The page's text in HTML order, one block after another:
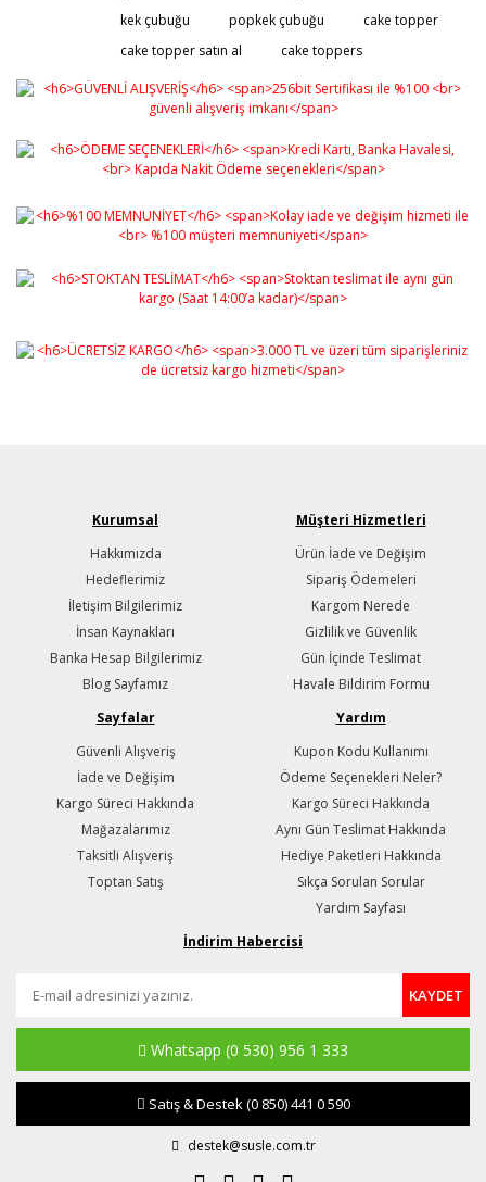
kek çubuğu
popkek çubuğu
cake topper
cake topper satın al
cake toppers
Kurumsal
Hakkımızda
Hedeflerimiz
İletişim Bilgilerimiz
İnsan Kaynakları
Banka Hesap Bilgilerimiz
Blog Sayfamız
Müşteri Hizmetleri
Ürün İade ve Değişim
Sipariş Ödemeleri
Kargom Nerede
Gizlilik ve Güvenlik
Gün İçinde Teslimat
Havale Bildirim Formu
Sayfalar
Güvenli Alışveriş
İade ve Değişim
Kargo Süreci Hakkında
Mağazalarımız
Taksitli Alışveriş
Toptan Satış
Yardım
Kupon Kodu Kullanımı
Ödeme Seçenekleri Neler?
Kargo Süreci Hakkında
Aynı Gün Teslimat Hakkında
Hediye Paketleri Hakkında
Sıkça Sorulan Sorular
Yardım Sayfası
İndirim Habercisi
KAYDET
Whatsapp (0 530) 956 1 333
Satış & Destek(0 850) 441 0 590
destek@susle.com.tr